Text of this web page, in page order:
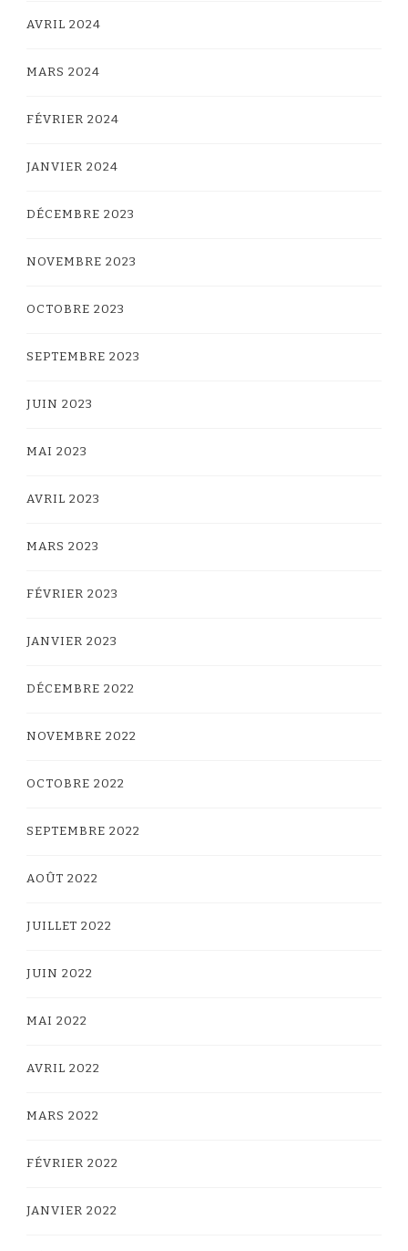
AVRIL 2024
MARS 2024
FÉVRIER 2024
JANVIER 2024
DÉCEMBRE 2023
NOVEMBRE 2023
OCTOBRE 2023
SEPTEMBRE 2023
JUIN 2023
MAI 2023
AVRIL 2023
MARS 2023
FÉVRIER 2023
JANVIER 2023
DÉCEMBRE 2022
NOVEMBRE 2022
OCTOBRE 2022
SEPTEMBRE 2022
AOÛT 2022
JUILLET 2022
JUIN 2022
MAI 2022
AVRIL 2022
MARS 2022
FÉVRIER 2022
JANVIER 2022